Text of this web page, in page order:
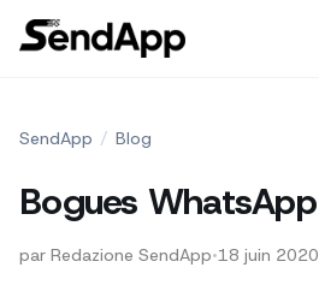
SendApp / Blog
Bogues WhatsApp
par Redazione SendApp•18 juin 2020